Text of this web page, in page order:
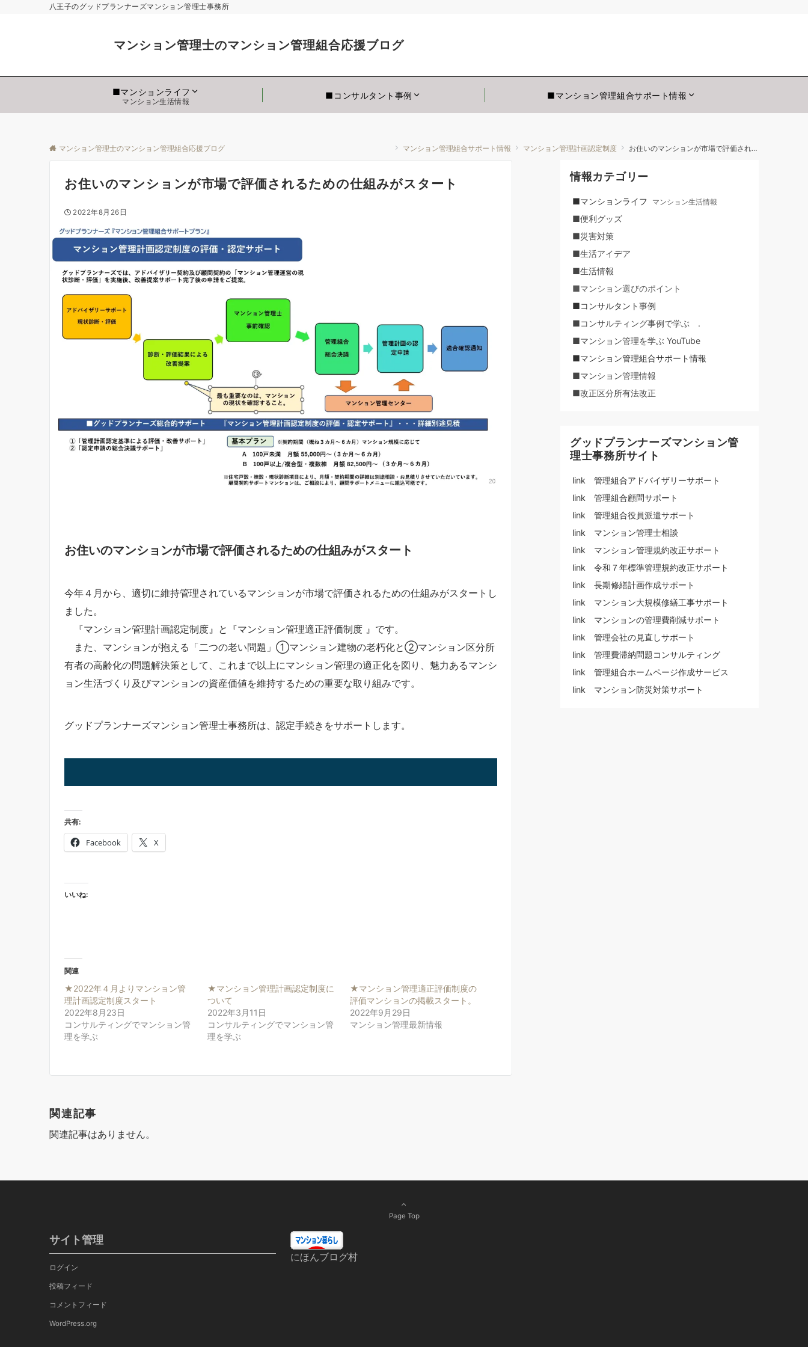
八王子のグッドプランナーズマンション管理士事務所
マンション管理士のマンション管理組合応援ブログ
■マンションライフ
マンション生活情報
■コンサルタント事例 ■マンション管理組合サポート情報
マンション管理士のマンション管理組合応援ブログ マンション管理組合サポート情報 マンション管理計画認定制度 お住いのマンションが市場で評価されるための仕組みがスタート
お住いのマンションが市場で評価されるための仕組みがスタート
2022年8月26日
お住いのマンションが市場で評価されるための仕組みがスタート
今年４月から、適切に維持管理されているマンションが市場で評価されるための仕組みがスタートし
ました。
『マンション管理計画認定制度』と『マンション管理適正評価制度 』です。
また、マンションが抱える「二つの老い問題」①マンション建物の老朽化と②マンション区分所
有者の高齢化の問題解決策として、これまで以上にマンション管理の適正化を図り、魅力あるマンシ
ョン生活づくり及びマンションの資産価値を維持するための重要な取り組みです。
グッドプランナーズマンション管理士事務所は、認定手続きをサポートします。
共有:
Facebook X
いいね:
関連
★2022年４月よりマンション管
理計画認定制度スタート
2022年8月23日
コンサルティングでマンション管
理を学ぶ
★マンション管理計画認定制度に
ついて
2022年3月11日
コンサルティングでマンション管
理を学ぶ
★マンション管理適正評価制度の
評価マンションの掲載スタート。
2022年9月29日
マンション管理最新情報
関連記事
関連記事はありません。
情報カテゴリー
■マンションライフ マンション生活情報
■便利グッズ
■災害対策
■生活アイデア
■生活情報
■マンション選びのポイント
■コンサルタント事例
■コンサルティング事例で学ぶ .
■マンション管理を学ぶ YouTube
■マンション管理組合サポート情報
■マンション管理情報
■改正区分所有法改正
グッドプランナーズマンション管
理士事務所サイト
link 管理組合アドバイザリーサポート
link 管理組合顧問サポート
link 管理組合役員派遣サポート
link マンション管理士相談
link マンション管理規約改正サポート
link 令和７年標準管理規約改正サポート
link 長期修繕計画作成サポート
link マンション大規模修繕工事サポート
link マンションの管理費削減サポート
link 管理会社の見直しサポート
link 管理費滞納問題コンサルティング
link 管理組合ホームページ作成サービス
link マンション防災対策サポート
Page Top
サイト管理
ログイン
投稿フィード
コメントフィード
WordPress.org
にほんブログ村